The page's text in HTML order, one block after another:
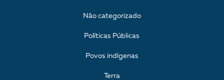
Não categorizado
Políticas Públicas
Povos indígenas
Terra